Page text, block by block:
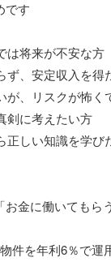
です
は将来が不安な方
ず、安定収入を得
が、リスクが怖く
剣に考えたい方
正しい知識を学び
お金に働いてもら
件を年利6％で運